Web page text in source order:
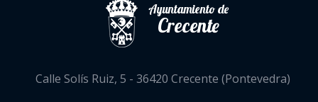
Ayuntamiento de
Crecente
Calle Solís Ruiz, 5 - 36420 Crecente (Pontevedra)